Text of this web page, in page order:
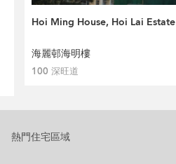
Hoi Ming House, Hoi Lai Estate
海麗邨海明樓
100 深旺道
熱門住宅區域